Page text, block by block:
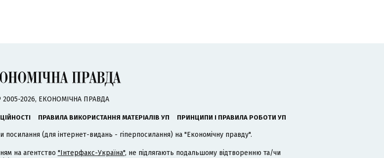
2005-2026, ЕКОНОМІЧНА ПРАВДА
ПРАВИЛА ВИКОРИСТАННЯ МАТЕРІАЛІВ УП ПРИНЦИПИ І ПРАВИЛА РОБОТИ УП
посилання (для інтернет-видань - гіперпосилання) на "Економічну правду".
на агентство "Інтерфакс-Україна", не підлягають подальшому відтворенню та/чи